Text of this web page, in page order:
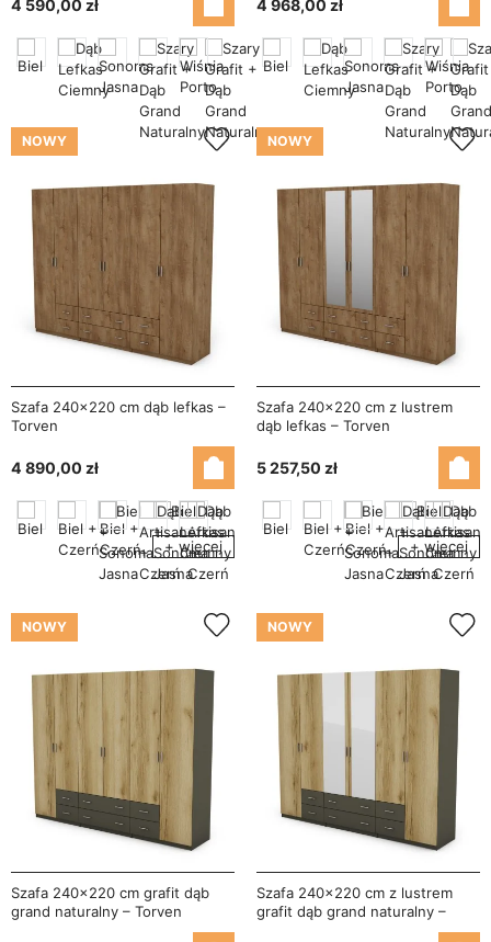
4 590,00 zł 4 968,00 zł
NOWY
Szafa 240x220 cm dąb lefkas –
Torven
4 890,00 zł
+ więcej
NOWY
Szafa 240x220 cm z lustrem
dąb lefkas – Torven
5 257,50 zł
+ więcej
NOWY
Szafa 240x220 cm grafit dąb
grand naturalny – Torven
NOWY
Szafa 240x220 cm z lustrem
grafit dąb grand naturalny –